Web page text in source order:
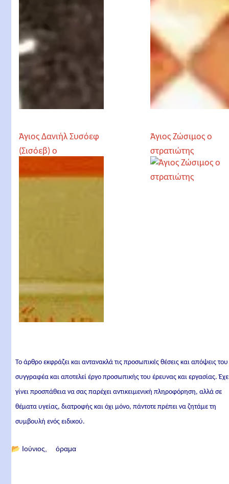
Άγιος Δανιήλ Συσόεφ
(Σισόεβ) ο
Άγιος Ζώσιμος ο
στρατιώτης
Το άρθρο εκφράζει και αντανακλά τις προσωπικές θέσεις και απόψεις του
συγγραφέα και αποτελεί έργο προσωπικής του έρευνας και εργασίας.
γίνει προσπάθεια να σας παρέχει αντικειμενική πληροφόρηση, αλλά σε
θέματα υγείας, διατροφής και όχι μόνο, πάντοτε πρέπει να ζητάμε τη
συμβουλή ενός ειδικού.
📂 Ιούνιος όραμα